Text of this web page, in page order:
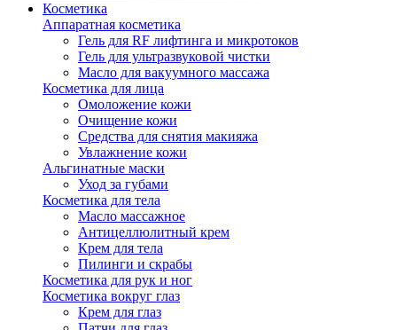
Косметика
Аппаратная косметика
Гель для RF лифтинга и микротоков
Гель для ультразвуковой чистки
Масло для вакуумного массажа
Косметика для лица
Омоложение кожи
Очищение кожи
Средства для снятия макияжа
Увлажнение кожи
Альгинатные маски
Уход за губами
Косметика для тела
Масло массажное
Антицеллюлитный крем
Крем для тела
Пилинги и скрабы
Косметика для рук и ног
Косметика вокруг глаз
Крем для глаз